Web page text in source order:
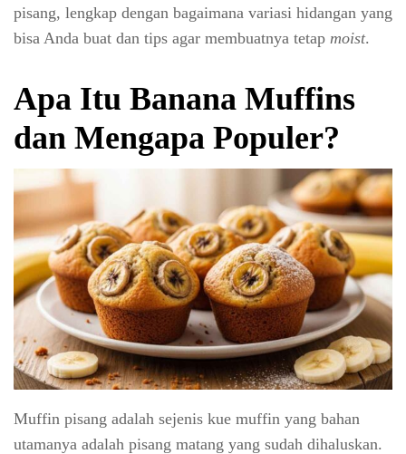
pisang, lengkap dengan bagaimana variasi hidangan yang
bisa Anda buat dan tips agar membuatnya tetap moist.
Apa Itu Banana Muffins
dan Mengapa Populer?
Muffin pisang adalah sejenis kue muffin yang bahan
utamanya adalah pisang matang yang sudah dihaluskan.